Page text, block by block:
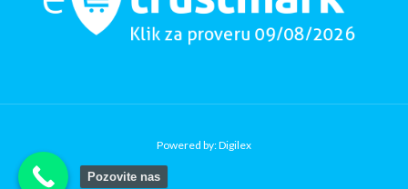
Powered by: Digilex
Pozovite nas